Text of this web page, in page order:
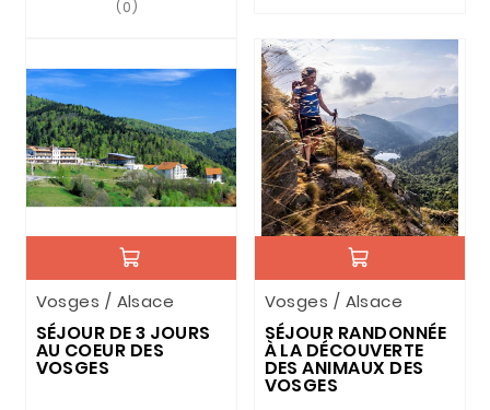
(0)
Vosges / Alsace
SÉJOUR DE 3 JOURS
AU COEUR DES
VOSGES
Vosges / Alsace
SÉJOUR RANDONNÉE
À LA DÉCOUVERTE
DES ANIMAUX DES
VOSGES